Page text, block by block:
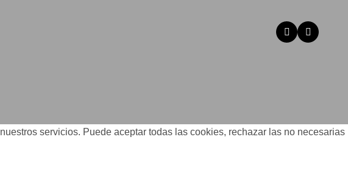
servicios. Puede aceptar todas las cookies, rechazar las no necesarias